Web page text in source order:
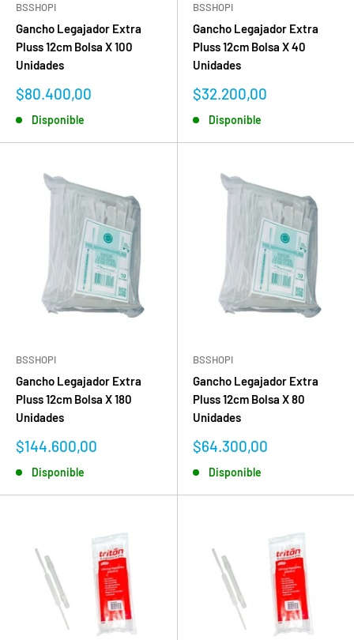
BSSHOPI
Gancho Legajador Extra
Pluss 12cm Bolsa X 100
Unidades
Precio
venta
$80.400,00
Disponible
BSSHOPI
Gancho Legajador Extra
Pluss 12cm Bolsa X 40
Unidades
Precio
venta
$32.200,00
Disponible
BSSHOPI
Gancho Legajador Extra
Pluss 12cm Bolsa X 180
Unidades
Precio
venta
$144.600,00
Disponible
BSSHOPI
Gancho Legajador Extra
Pluss 12cm Bolsa X 80
Unidades
Precio
venta
$64.300,00
Disponible